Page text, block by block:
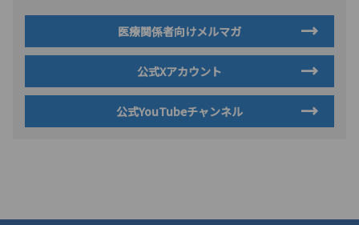
医療関係者向けメルマガ
公式Xアカウント
公式YouTubeチャンネル